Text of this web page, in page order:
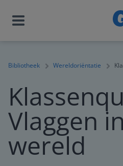
Bibliotheek Wereldoriëntatie
Vlaggen
wereld